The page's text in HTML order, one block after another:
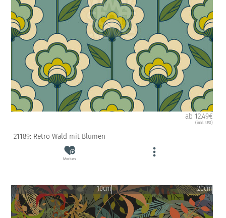
ab 12.49€
(inkl. USt)
21189: Retro Wald mit Blumen
Merken
10cm 20cm